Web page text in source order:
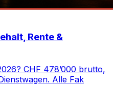
Rente &
CHF 478’000 brutto,
Alle Fak